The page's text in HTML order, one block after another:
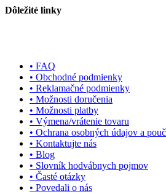
Dôležité linky
• FAQ
• Obchodné podmienky
• Reklamačné podmienky
• Možnosti doručenia
• Možnosti platby
• Výmena/vrátenie tovaru
• Ochrana osobných údajov a
• Kontaktujte nás
• Blog
• Slovník hodvábnych pojmov
• Časté otázky
• Povedali o nás